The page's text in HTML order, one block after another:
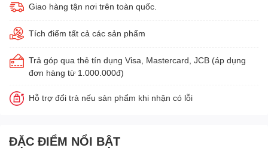
Giao hàng tận nơi trên toàn quốc.
Tích điểm tất cả các sản phẩm
Trả góp qua thẻ tín dụng Visa, Mastercard, JCB (áp dụng
đơn hàng từ 1.000.000đ)
Hỗ trợ đổi trả nếu sản phẩm khi nhận có lỗi
ĐẶC ĐIỂM NỔI BẬT